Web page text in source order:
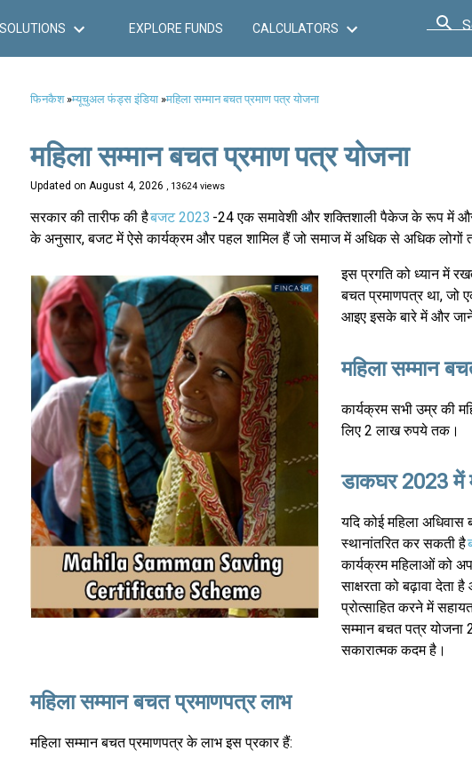
SOLUTIONS EXPLORE FUNDS CALCULATORS
फिनकैश»म्यूचुअल फंड्स इंडिया»महिला सम्मान बचत प्रमाण पत्र योजना
महिला सम्मान बचत प्रमाण पत्र योजना
Updated on August 4, 2026 , 13624 views
सरकार की तारीफ की हैबजट 2023 -24 एक समावेशी और शक्तिशाली पैकेज के रूप में और
के अनुसार, बजट में ऐसे कार्यक्रम और पहल शामिल हैं जो समाज में अधिक से अधिक
इस प्रगति को ध्यान में
बचत प्रमाणपत्र था, जो
आइए इसके बारे में और
महिला सम्मान
कार्यक्रम सभी उम्र की
लिए 2 लाख रुपये तक।
डाकघर 2023 में
यदि कोई महिला
स्थानांतरित कर सकती है
कार्यक्रम महिलाओं को
साक्षरता को बढ़ावा
प्रोत्साहित करने में
सम्मान बचत पत्र योजना
सकारात्मक कदम है।
महिला सम्मान बचत प्रमाणपत्र लाभ
महिला सम्मान बचत प्रमाणपत्र के लाभ इस प्रकार हैं: